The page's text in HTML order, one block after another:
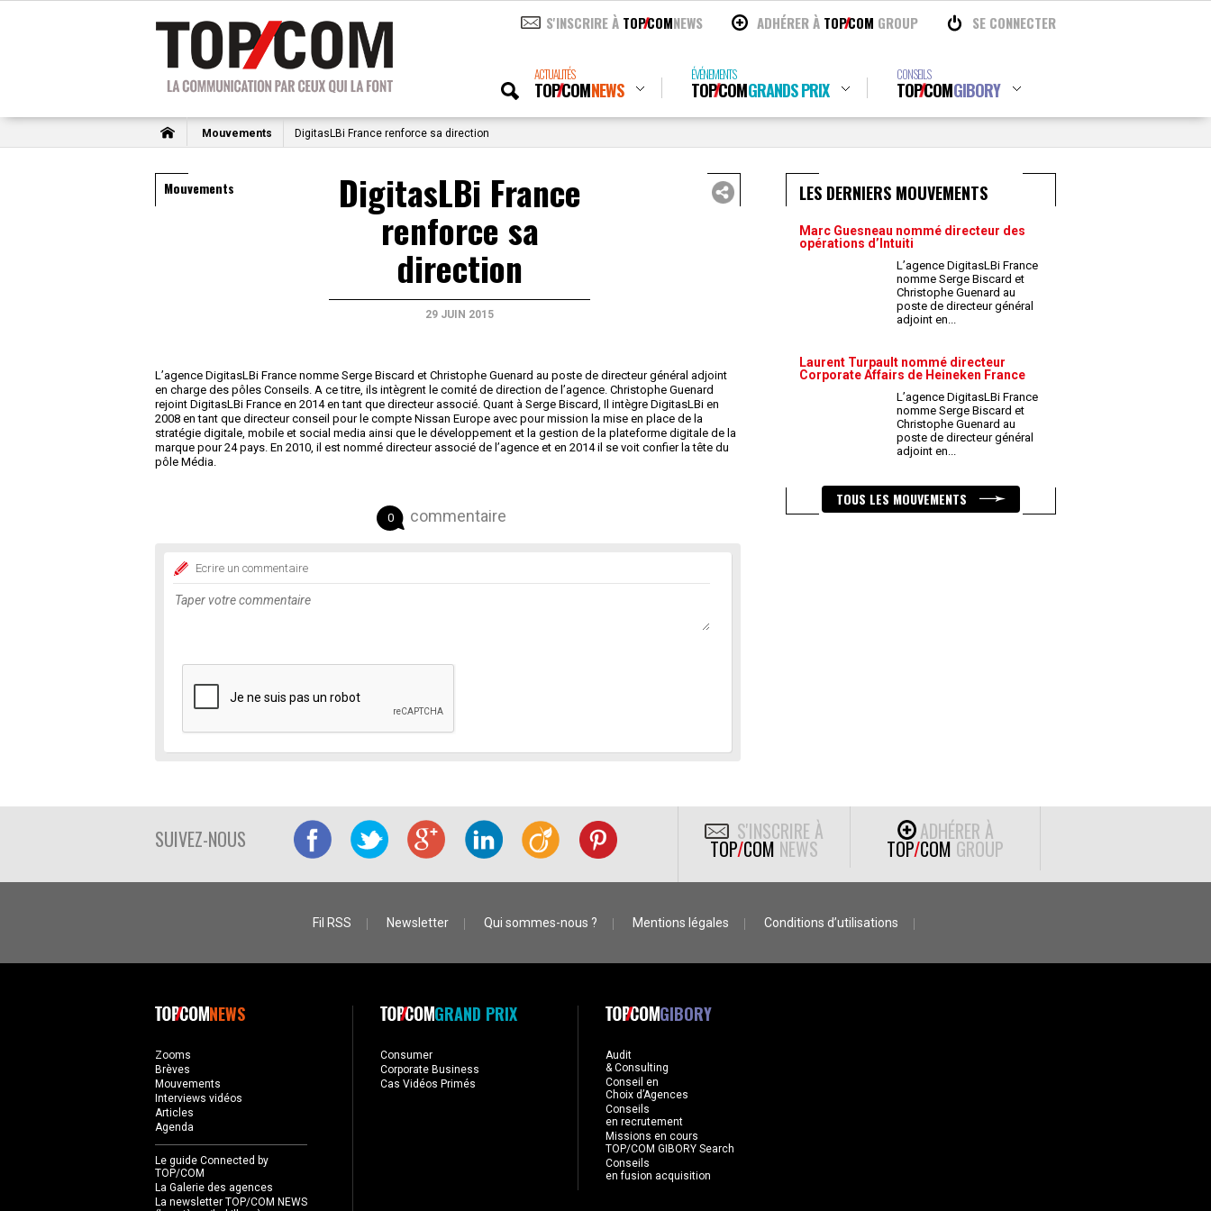
S'INSCRIRE À TOPCOMNEWS ADHÉRER À TOPCOM GROUP SE CONNECTER
ACTUALITÉS
TOPCOMNEWS
ÉVÉNEMENTS
TOPCOMGRANDS PRIX
CONSEILS
TOPCOMGIBORY
Mouvements DigitasLBi France renforce sa direction
Mouvements DigitasLBi France
renforce sa
direction
29 JUIN 2015
L’agence DigitasLBi France nomme Serge Biscard et Christophe Guenard au poste de directeur général adjoint
en charge des pôles Conseils. A ce titre, ils intègrent le comité de direction de l’agence. Christophe Guenard
rejoint DigitasLBi France en 2014 en tant que directeur associé. Quant à Serge Biscard, Il intègre DigitasLBi en
2008 en tant que directeur conseil pour le compte Nissan Europe avec pour mission la mise en place de la
stratégie digitale, mobile et social media ainsi que le développement et la gestion de la plateforme digitale de la
marque pour 24 pays. En 2010, il est nommé directeur associé de l’agence et en 2014 il se voit confier la tête du
pôle Média.
0 commentaire
Ecrire un commentaire
LES DERNIERS MOUVEMENTS
Marc Guesneau nommé directeur des
opérations d’Intuiti
L’agence DigitasLBi France
nomme Serge Biscard et
Christophe Guenard au
poste de directeur général
adjoint en...
Laurent Turpault nommé directeur
Corporate Affairs de Heineken France
L’agence DigitasLBi France
nomme Serge Biscard et
Christophe Guenard au
poste de directeur général
adjoint en...
TOUS LES MOUVEMENTS
SUIVEZ-NOUS S'INSCRIRE À
TOP/COM NEWS
ADHÉRER À
TOP/COM GROUP
Fil RSS Newsletter Qui sommes-nous ? Mentions légales Conditions d’utilisations
NEWS
Zooms
Brèves
Mouvements
Interviews vidéos
Articles
Agenda
Le guide Connected by
TOP/COM
La Galerie des agences
La newsletter TOP/COM NEWS
GRAND PRIX
Consumer
Corporate Business
Cas Vidéos Primés
GIBORY
Audit
& Consulting
Conseil en
Choix d’Agences
Conseils
en recrutement
Missions en cours
TOP/COM GIBORY Search
Conseils
en fusion acquisition